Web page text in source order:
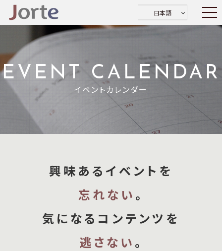
日本語
EVENT CALENDAR
イベントカレンダー
興味あるイベントを
忘れない 。
気になるコンテンツを
逃さない 。